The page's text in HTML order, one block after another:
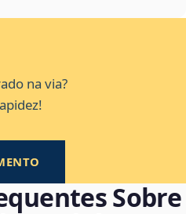
na via?
Sobre